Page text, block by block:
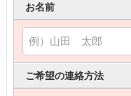
お名前
ご希望の連絡方法